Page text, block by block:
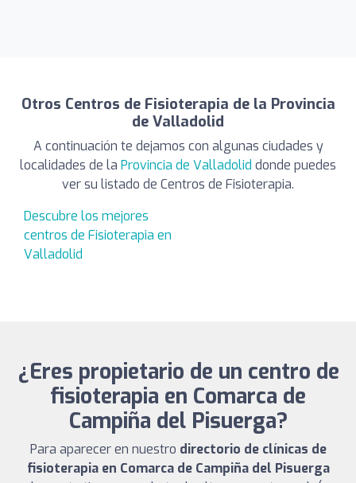
Otros Centros de Fisioterapia de la Provincia
de Valladolid
A continuación te dejamos con algunas ciudades y
localidades de la Provincia de Valladolid donde puedes
ver su listado de Centros de Fisioterapia.
Descubre los mejores
centros de Fisioterapia en
Valladolid
¿Eres propietario de un centro de
fisioterapia en Comarca de
Campiña del Pisuerga?
Para aparecer en nuestro directorio de clínicas de
fisioterapia en Comarca de Campiña del Pisuerga